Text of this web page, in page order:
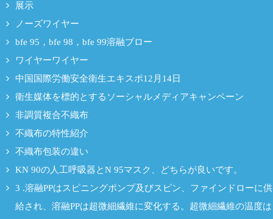
展示
ノーズワイヤー
bfe 95，bfe 98，bfe 99溶融ブロー
ワイヤーワイヤー
中国国際労働安全衛生エキスポ12月14日
衛生媒体を標的とするソーシャルメディアキャンペーン
非調質複合不織布
不織布の特性紹介
不織布包装の違い
KN 90の人工呼吸器とN 95マスク、どちらが良いです。
3 .溶融PPはスピニングポンプ及びスピン、ファインドローに供
給され、溶融PPは超微細繊維に変化する。超微細繊維の温度は